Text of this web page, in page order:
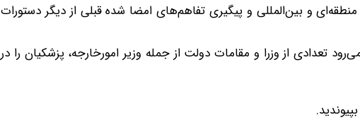
و بین‌المللی و پیگیری تفاهم‌های امضا شده قبلی از دیگر دستورات
تعدادی از وزرا و مقامات دولت از جمله وزیر امورخارجه، پزشکیان را در
بپیوندید.